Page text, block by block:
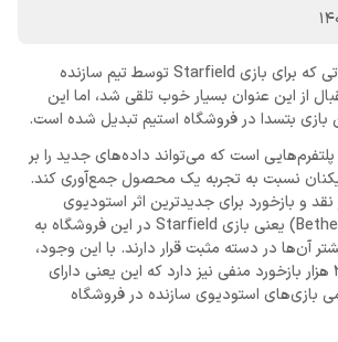
با توجه به حجم تبلیغاتی که برای بازی Starfield توسط تیم سازنده
از این عنوان بسیار خوب تلقی شد، اما این
بازی بتسدا در فروشگاه استیم تبدیل شده است.
است که می‌تواند داده‌های جدید را بر
نسبت به تجربه یک محصول جمع‌آوری کند.
بیش از 90 هزار نقد و بازخورد برای جدیدترین اثر استودیوی
بازی‌سازی بتسدا (Bethesda) یعنی بازی Starfield در این فروشگاه به
آن‌ها در دسته مثبت قرار دارند. با این وجود،
بازی یادشده حدود 25 هزار بازخورد منفی نیز دارد که این یعنی دارای
بازی‌های استودیوی سازنده در فروشگاه